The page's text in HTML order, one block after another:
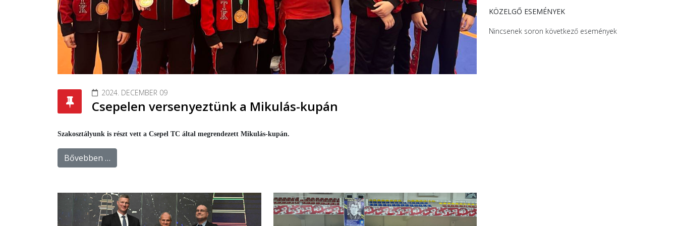
2024. DECEMBER 09
Csepelen versenyeztünk a Mikulás-kupán
Szakosztályunk is részt vett a Csepel TC által megrendezett Mikulás-kupán.
Bővebben …
KÖZELGŐ ESEMÉNYEK
Nincsenek soron következő események